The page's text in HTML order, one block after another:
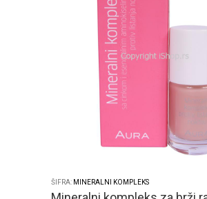
ŠIFRA: MINERALNI KOMPLEKS